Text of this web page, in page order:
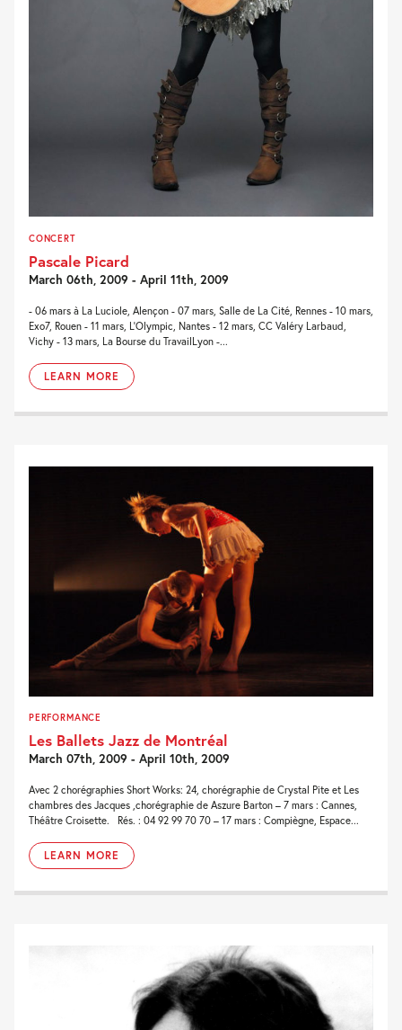
CONCERT
Pascale Picard
March 06th, 2009 - April 11th, 2009
- 06 mars à La Luciole, Alençon - 07 mars, Salle de La Cité, Rennes - 10 mars,
Exo7, Rouen - 11 mars, L'Olympic, Nantes - 12 mars, CC Valéry Larbaud,
Vichy - 13 mars, La Bourse du TravailLyon -...
LEARN MORE
PERFORMANCE
Les Ballets Jazz de Montréal
March 07th, 2009 - April 10th, 2009
Avec 2 chorégraphies Short Works: 24, chorégraphie de Crystal Pite et Les
chambres des Jacques ,chorégraphie de Aszure Barton – 7 mars : Cannes,
Théâtre Croisette. Rés. : 04 92 99 70 70 – 17 mars : Compiègne, Espace...
LEARN MORE